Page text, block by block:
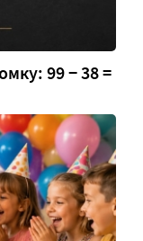
99 − 38 =